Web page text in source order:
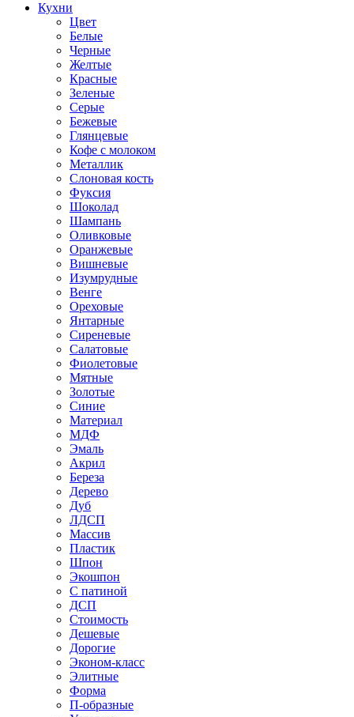
Кухни
Цвет
Белые
Черные
Желтые
Красные
Зеленые
Серые
Бежевые
Глянцевые
Кофе с молоком
Металлик
Слоновая кость
Фуксия
Шоколад
Шампань
Оливковые
Оранжевые
Вишневые
Изумрудные
Венге
Ореховые
Янтарные
Сиреневые
Салатовые
Фиолетовые
Мятные
Золотые
Синие
Материал
МДФ
Эмаль
Акрил
Береза
Дерево
Дуб
ЛДСП
Массив
Пластик
Шпон
Экошпон
С патиной
ДСП
Стоимость
Дешевые
Дорогие
Эконом-класс
Элитные
Форма
П-образные